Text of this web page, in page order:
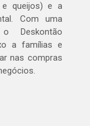
e queijos) e a
Com uma
Deskontão
a famílias e
nas compras